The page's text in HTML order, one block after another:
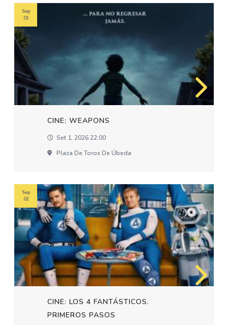
CINE: WEAPONS
Set 1, 2026 22:00
Plaza De Toros De Úbeda
Sep
01
CINE: LOS 4 FANTÁSTICOS.
PRIMEROS PASOS
Sep
02